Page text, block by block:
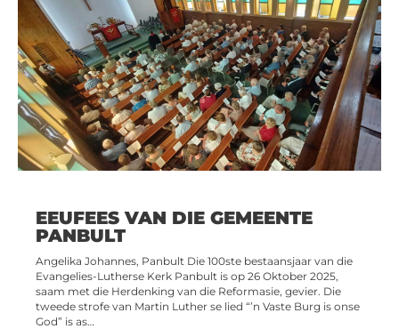
EEUFEES VAN DIE GEMEENTE
PANBULT
Angelika Johannes, Panbult Die 100ste bestaansjaar van die
Evangelies-Lutherse Kerk Panbult is op 26 Oktober 2025,
saam met die Herdenking van die Reformasie, gevier. Die
tweede strofe van Martin Luther se lied “’n Vaste Burg is onse
God” is as…